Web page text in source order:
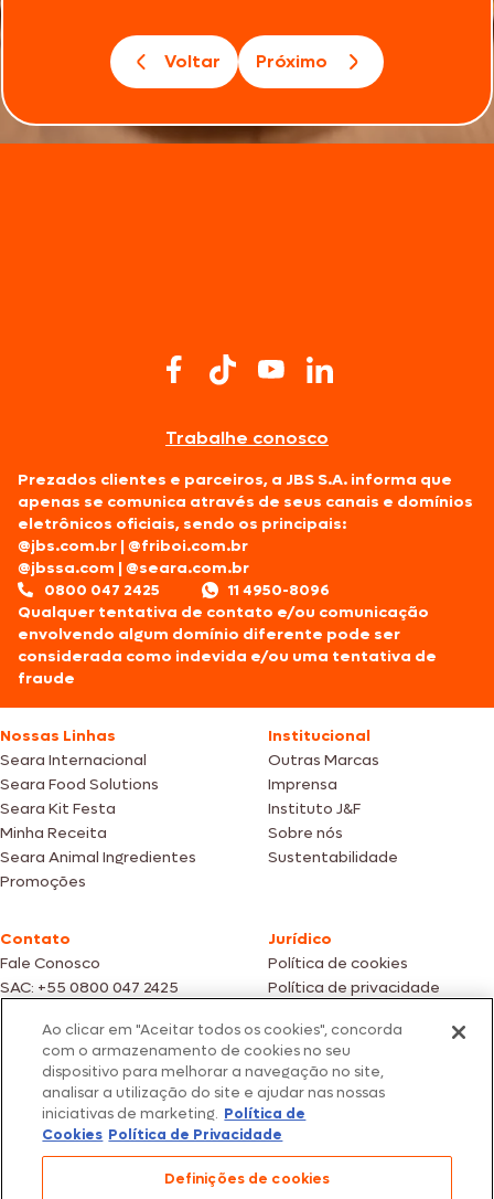
Voltar Próximo
Trabalhe conosco
Prezados clientes e parceiros, a JBS S.A. informa que
apenas se comunica através de seus canais e domínios
eletrônicos oficiais, sendo os principais:
@jbs.com.br |@friboi.com.br
@jbssa.com |@seara.com.br
0800 047 2425
11 4950-8096
Qualquer tentativa de contato e/ou comunicação
envolvendo algum domínio diferente pode ser
considerada como indevida e/ou uma tentativa de
fraude
Nossas Linhas
Seara Internacional
Seara Food Solutions
Seara Kit Festa
Minha Receita
Seara Animal Ingredientes
Promoções
Institucional
Outras Marcas
Imprensa
Instituto J&F
Sobre nós
Sustentabilidade
Contato
Fale Conosco
SAC: +55 0800 047 2425
Jurídico
Política de cookies
Política de privacidade
Fotos meramente ilustrativas | Ofertas válidas enquanto durarem os
estoques dos nossos parceiros | Vendas sujeitas a análise e confirmação
de dados.
Os preços, promoções e condições de pagamento são válidos
exclusivamente para compras efetuadas em nossos parceiros.
Todos os produtos estão sujeitos a disponibilidade de estoque.
São Paulo/SP – CEP 05.118-100
Ao clicar em "Aceitar todos os cookies", concorda
com o armazenamento de cookies no seu
dispositivo para melhorar a navegação no site,
analisar a utilização do site e ajudar nas nossas
iniciativas de marketing. Política de
Cookies Política de Privacidade
Definições de cookies